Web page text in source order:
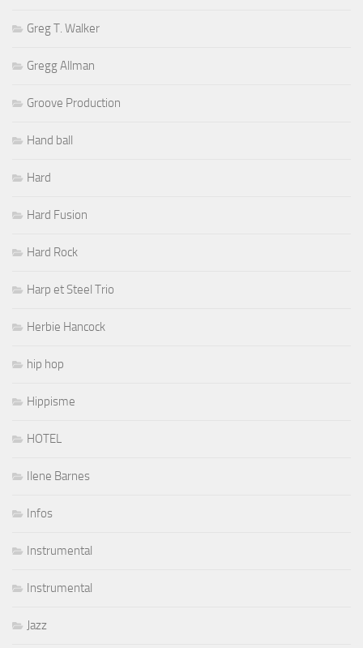
Greg T. Walker
Gregg Allman
Groove Production
Hand ball
Hard
Hard Fusion
Hard Rock
Harp et Steel Trio
Herbie Hancock
hip hop
Hippisme
HOTEL
Ilene Barnes
Infos
Instrumental
Instrumental
Jazz